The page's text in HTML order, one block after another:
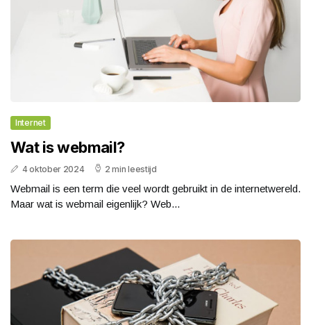
Internet
Wat is webmail?
4 oktober 2024 2 min leestijd
Webmail is een term die veel wordt gebruikt in de internetwereld.
Maar wat is webmail eigenlijk? Web...